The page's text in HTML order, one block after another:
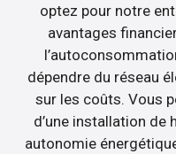
optez pour notre
avantages
dépendre du réseau
sur les coûts. Vous
d’une installation de
autonomie